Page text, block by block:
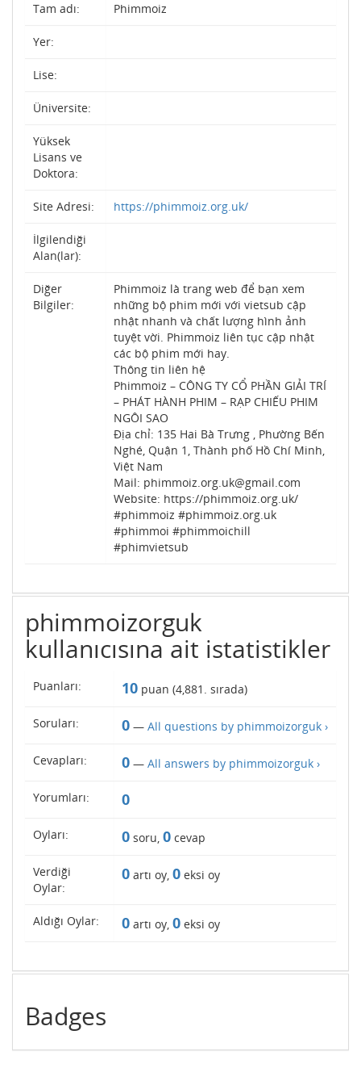
Tam adı: Phimmoiz
Yer:
Lise:
Üniversite:
Yüksek
Lisans ve
Doktora:
Site Adresi: https://phimmoiz.org.uk/
İlgilendiği
Alan(lar):
Diğer
Bilgiler:
Phimmoiz là trang web để bạn xem
những bộ phim mới với vietsub cập
nhật nhanh và chất lượng hình ảnh
tuyệt vời. Phimmoiz liên tục cập nhật
các bộ phim mới hay.
Thông tin liên hệ
Phimmoiz – CÔNG TY CỔ PHẦN GIẢI TRÍ
– PHÁT HÀNH PHIM – RẠP CHIẾU PHIM
NGÔI SAO
Địa chỉ: 135 Hai Bà Trưng , Phường Bến
Nghé, Quận 1, Thành phố Hồ Chí Minh,
Việt Nam
Mail: phimmoiz.org.uk@gmail.com
Website: https://phimmoiz.org.uk/
#phimmoiz #phimmoiz.org.uk
#phimmoi #phimmoichill
#phimvietsub
phimmoizorguk
kullanıcısına ait istatistikler
Puanları: 10 puan (4,881 . sırada)
Soruları: 0 — All questions by phimmoizorguk ›
Cevapları: 0 — All answers by phimmoizorguk ›
Yorumları: 0
Oyları: 0 soru, 0 cevap
Verdiği
Oylar:
0 artı oy, 0 eksi oy
Aldığı Oylar: 0 artı oy, 0 eksi oy
Badges